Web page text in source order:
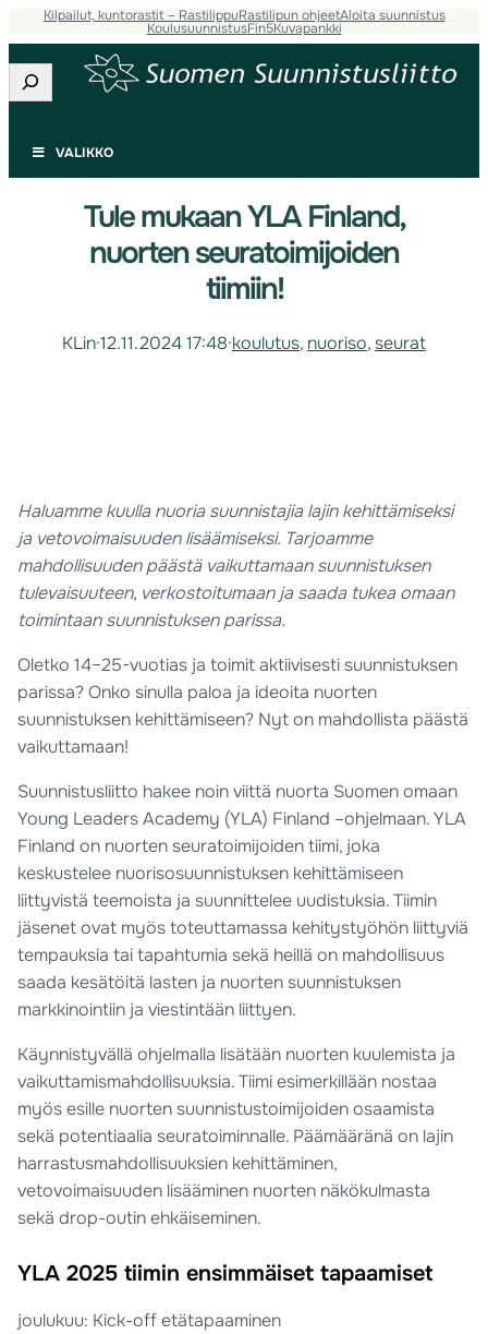
Kilpailut, kuntorastit – RastilippuRastilipun ohjeetAloita suunnistus
KoulusuunnistusFin5Kuvapankki
Etsi
VALIKKO
Tule mukaan YLA Finland,
nuorten seuratoimijoiden
tiimiin!
KLin·12.11.2024 17:48·koulutus, nuoriso, seurat
Haluamme kuulla nuoria suunnistajia lajin kehittämiseksi
ja vetovoimaisuuden lisäämiseksi. Tarjoamme
mahdollisuuden päästä vaikuttamaan suunnistuksen
tulevaisuuteen, verkostoitumaan ja saada tukea omaan
toimintaan suunnistuksen parissa.
Oletko 14–25-vuotias ja toimit aktiivisesti suunnistuksen
parissa? Onko sinulla paloa ja ideoita nuorten
suunnistuksen kehittämiseen? Nyt on mahdollista päästä
vaikuttamaan!
Suunnistusliitto hakee noin viittä nuorta Suomen omaan
Young Leaders Academy (YLA) Finland –ohjelmaan. YLA
Finland on nuorten seuratoimijoiden tiimi, joka
keskustelee nuorisosuunnistuksen kehittämiseen
liittyvistä teemoista ja suunnittelee uudistuksia. Tiimin
jäsenet ovat myös toteuttamassa kehitystyöhön liittyviä
tempauksia tai tapahtumia sekä heillä on mahdollisuus
saada kesätöitä lasten ja nuorten suunnistuksen
markkinointiin ja viestintään liittyen.
Käynnistyvällä ohjelmalla lisätään nuorten kuulemista ja
vaikuttamismahdollisuuksia. Tiimi esimerkillään nostaa
myös esille nuorten suunnistustoimijoiden osaamista
sekä potentiaalia seuratoiminnalle. Päämääränä on lajin
harrastusmahdollisuuksien kehittäminen,
vetovoimaisuuden lisääminen nuorten näkökulmasta
sekä drop-outin ehkäiseminen.
YLA 2025 tiimin ensimmäiset tapaamiset
joulukuu: Kick-off etätapaaminen